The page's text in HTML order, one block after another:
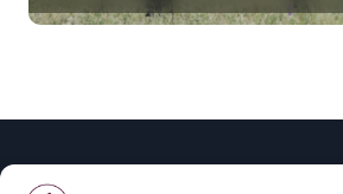
(En Vídeo)